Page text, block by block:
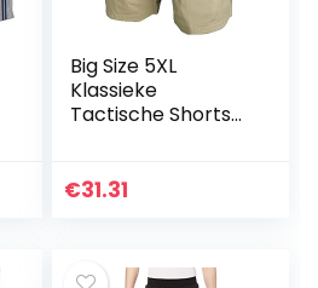
Big Size 5XL
Klassieke
Tactische Shorts
Militaire
€31.31